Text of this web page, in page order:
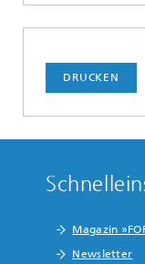
DRUCKEN
Magazin
Newsletter